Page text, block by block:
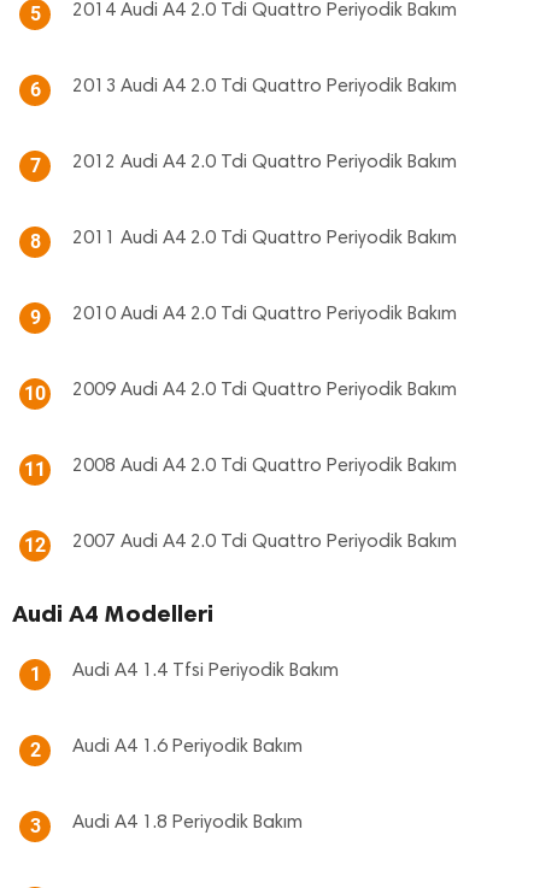
5 2014 Audi A4 2.0 Tdi Quattro Periyodik Bakım
6 2013 Audi A4 2.0 Tdi Quattro Periyodik Bakım
7 2012 Audi A4 2.0 Tdi Quattro Periyodik Bakım
8 2011 Audi A4 2.0 Tdi Quattro Periyodik Bakım
9 2010 Audi A4 2.0 Tdi Quattro Periyodik Bakım
10 2009 Audi A4 2.0 Tdi Quattro Periyodik Bakım
11 2008 Audi A4 2.0 Tdi Quattro Periyodik Bakım
12 2007 Audi A4 2.0 Tdi Quattro Periyodik Bakım
Audi A4 Modelleri
1 Audi A4 1.4 Tfsi Periyodik Bakım
2 Audi A4 1.6 Periyodik Bakım
3 Audi A4 1.8 Periyodik Bakım